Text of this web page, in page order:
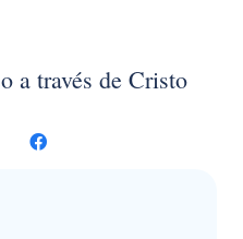
a través de Cristo